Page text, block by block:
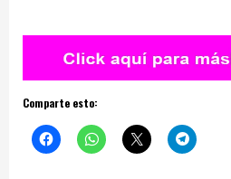
Comparte esto: